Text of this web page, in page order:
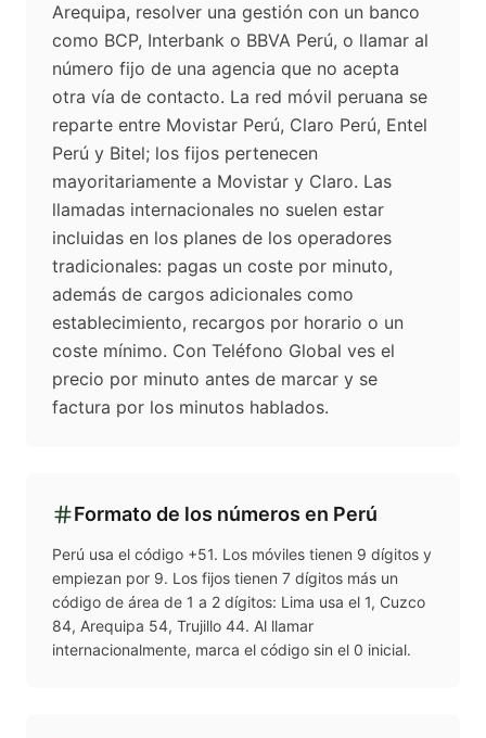
Arequipa, resolver una gestión con un banco
como BCP, Interbank o BBVA Perú, o llamar al
número fijo de una agencia que no acepta
otra vía de contacto. La red móvil peruana se
reparte entre Movistar Perú, Claro Perú, Entel
Perú y Bitel; los fijos pertenecen
mayoritariamente a Movistar y Claro. Las
llamadas internacionales no suelen estar
incluidas en los planes de los operadores
tradicionales: pagas un coste por minuto,
además de cargos adicionales como
establecimiento, recargos por horario o un
coste mínimo. Con Teléfono Global ves el
precio por minuto antes de marcar y se
factura por los minutos hablados.
Formato de los números en Perú
Perú usa el código +51. Los móviles tienen 9 dígitos y
empiezan por 9. Los fijos tienen 7 dígitos más un
código de área de 1 a 2 dígitos: Lima usa el 1, Cuzco
84, Arequipa 54, Trujillo 44. Al llamar
internacionalmente, marca el código sin el 0 inicial.